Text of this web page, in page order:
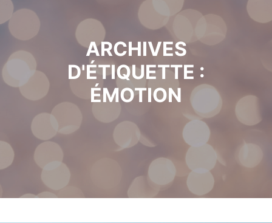
ARCHIVES
D'ÉTIQUETTE :
ÉMOTION